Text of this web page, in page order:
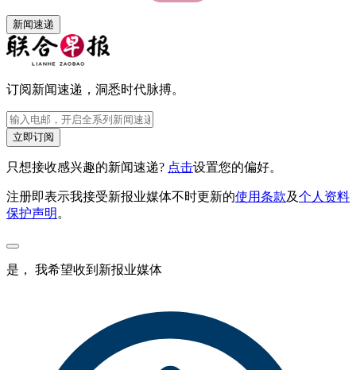
新闻速递
订阅新闻速递，洞悉时代脉搏。
立即订阅
只想接收感兴趣的新闻速递? 点击设置您的偏好。
注册即表示我接受新报业媒体不时更新的使用条款及个人资料
保护声明 。
是， 我希望收到新报业媒体